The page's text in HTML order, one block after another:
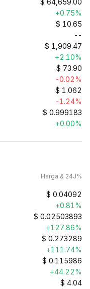
$ 64,659.00
+0.75%
$ 10.65
--
$ 1,909.47
+2.10%
$ 73.90
-0.02%
$ 1.062
-1.24%
$ 0.999183
+0.00%
Harga & 24J%
$ 0.04092
+0.81%
$ 0.02503893
+127.86%
$ 0.273289
+111.74%
$ 0.115986
+44.22%
$ 4.04